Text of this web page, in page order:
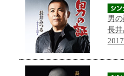
男
長